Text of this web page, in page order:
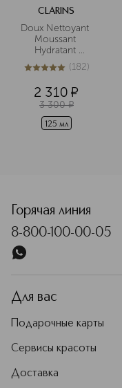
CLARINS
Doux Nettoyant
Moussant
Hydratant
Очищающий
пенящийся
нормальной и
сухой кожи
5из 5182 (182)
2 310 ¤
3 300 ¤
125 мл
Горячая линия
8-800-100-00-05
Для вас
Подарочные карты
Сервисы красоты
Доставка